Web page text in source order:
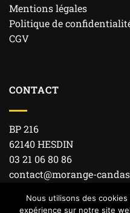
Mentions légales
Politique de
CGV
CONTACT
BP 216
62140 HESDIN
03 21 06 80 86
contact@morange-
Nous utilisons des
expérience sur notre site